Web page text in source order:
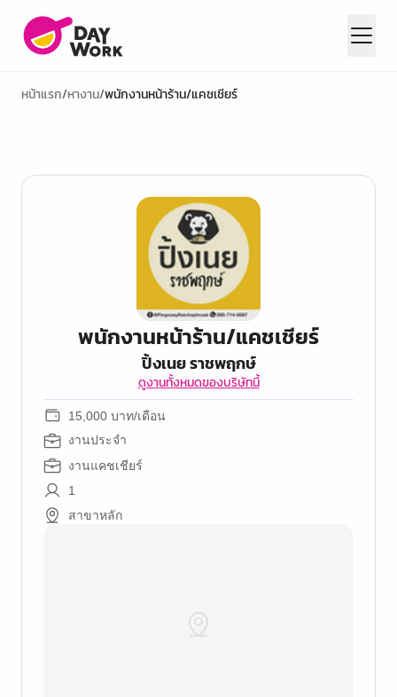
หน้าแรก/หางาน/พนักงานหน้าร้าน/แคชเชียร์
พนักงานหน้าร้าน/แคชเชียร์
ปิ้งเนย ราชพฤกษ์
ดูงานทั้งหมดของบริษัทนี้
15,000 บาท/เดือน
งานประจำ
งานแคชเชียร์
1
สาขาหลัก